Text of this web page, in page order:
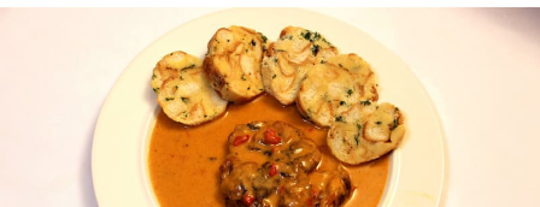
Články
TV Program